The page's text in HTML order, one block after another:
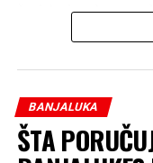
čovjeka i svake
investicija u ljude, u
zaključio je
Nezavisne
BANJALUKA
ŠTA